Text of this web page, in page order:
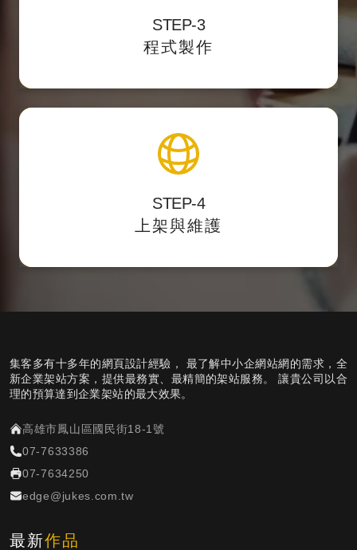
STEP-3
程式製作
我們開發後台力求精簡好用，讓客戶第一次使
用就上手。
STEP-4
上架與維護
上架與維護
提供後台測試點，校對後正式上架，
網站sitemap提供搜尋引擎蒐錄。
集客多有十多年的網頁設計經驗， 最了解中小企網站網的需求，全
新企業架站方案，提供最務實、最精簡的架站服務。 讓貴公司以合
理的預算達到企業架站的最大效果。
高雄市鳳山區國民街18-1號
07-7633386
07-7634250
edge@jukes.com.tw
最新作品